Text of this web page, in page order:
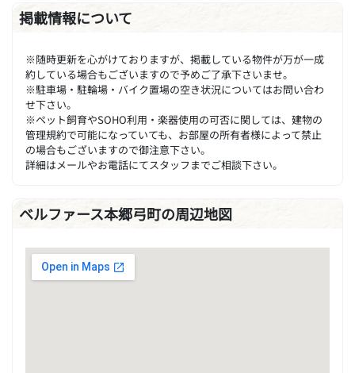
掲載情報について
※随時更新を心がけておりますが、掲載している物件が万が一成
約している場合もございますので予めご了承下さいませ。
※駐車場・駐輪場・バイク置場の空き状況についてはお問い合わ
せ下さい。
※ペット飼育やSOHO利用・楽器使用の可否に関しては、建物の
管理規約で可能になっていても、お部屋の所有者様によって禁止
の場合もございますので御注意下さい。
詳細はメールやお電話にてスタッフまでご相談下さい。
ベルファース本郷弓町の周辺地図